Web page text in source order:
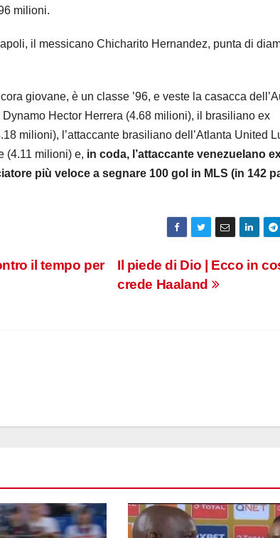
milioni.
il messicano Chicharito Hernandez, punta di
giovane, è un classe ’96, e veste la casacca
Hector Herrera (4.68 milioni), il brasiliano ex
milioni), l’attaccante brasiliano dell’Atlanta United
(4.11 milioni) e, in coda, l’attaccante venezuelano
più veloce a segnare 100 gol in MLS (in 142
Il piede di Dio | Ecco in
crede Haaland
il tempo per